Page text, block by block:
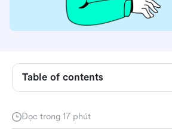
Đọc trong 17 phút
Table of contents
cần chúng?